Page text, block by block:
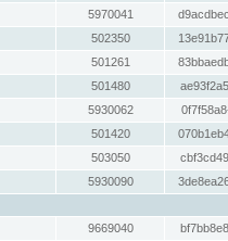
5970041
502350
501261
501480
5930062
501420
503050
5930090
9669040